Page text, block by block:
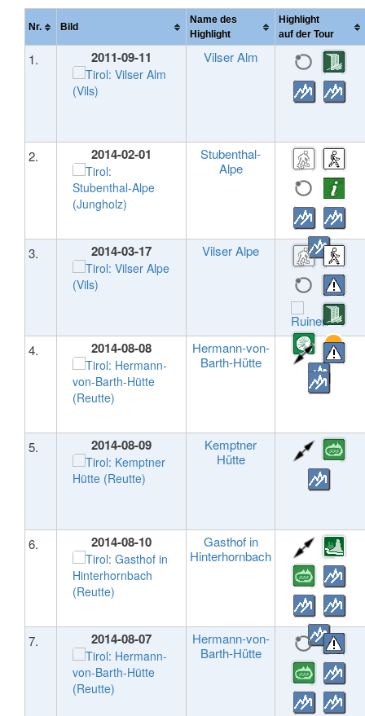
Nr. Bild
Name des
Highlight
Highlight
auf der Tour
1. 2011-09-11 Vilser Alm
2. 2014-02-01
Stubenthal-
Alpe
3. 2014-03-17 Vilser Alpe
4. 2014-08-08
Hermann-von-
Barth-Hütte
5. 2014-08-09
Kemptner
Hütte
6. 2014-08-10
Gasthof in
Hinterhornbach
7. 2014-08-07
Hermann-von-
Barth-Hütte